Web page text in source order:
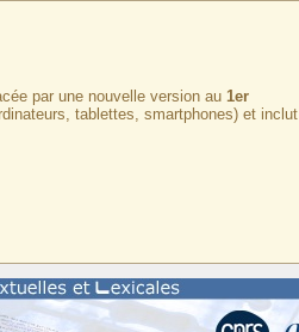
par une nouvelle version au 1er
tablettes, smartphones) et inclut